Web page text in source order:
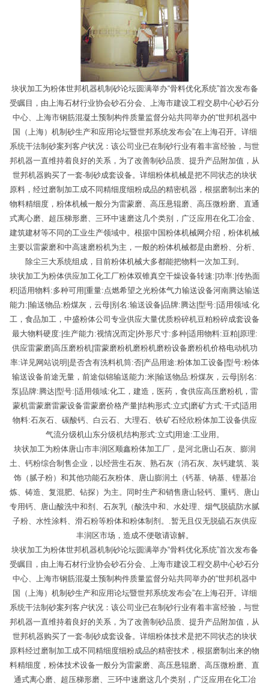
块状加工为粉体世邦机器机制砂论坛圆满举办“骨料优化系统”首次发布备
受瞩目，由上海石材行业协会砂石分会、上海市建设工程交易中心砂石分
中心、上海市钢筋混凝土预制构件质量监督分站共同举办的“世邦机器中
国（上海）机制砂生产和应用论坛暨世邦系统发布会”在上海召开。详细
系统干法制砂案列客户状况：该公司业已在制砂行业有着丰富经验，与世
邦机器一直维持着良好的关系，为了改善制砂品质、提升产品附加值，从
世邦机器购买了一套-制砂成套设备。详细粉体机械是把不同状态的块状
原料，经过磨制加工成不同精细度细粉成品的精密机器，根据磨制出来的
物料精细度，粉体机械一般分为雷蒙磨、高压悬辊磨、高压微粉磨、直通
式离心磨、超压梯形磨、三环中速磨这几个类别，广泛应用在化工冶金、
建筑建材等不同的工业生产领域中。根据中国粉体机械网介绍，粉体机械
主要以雷蒙磨和中高速磨粉机为主，一般的粉体机械都是由磨粉、分析、
除尘三大系统组成，目前粉体机械大多都能把物料一次加工到。
块状加工为粉体供应加工化工厂粉体双锥真空干燥设备转速:|功率:|传热面
积|适用物料:多种可用|重量:点燃希望之光粉体气力输送设备河南腾达输送
能力:|输送物品:粉煤灰，云母|别名:输送设备|品牌:腾达|型号:|适用领域:化
工，食品加工，中盛粉体公司专业供应大量优质粉碎机豆粕粉碎成套设备
最大物料硬度:|生产能力:视情况而定|外形尺寸:多种|适用物料:豆粕|原理:
供应雷蒙磨|高压磨粉机|雷蒙磨粉机磨粉机磨粉设备磨粉机价格电动机功
率:详见网站说明|是否含有洗料机筒:否|产品用途:粉体加工设备|型号:粉体
输送设备前途无量，前途似锦输送能力:米|输送物品:粉煤灰，云母|别名:
泵|品牌:腾达|型号:|适用领域:化工，建造，医药，食供应高压磨粉机，雷
蒙机雷蒙磨雷蒙设备雷蒙磨价格产量|结构形式:立式|磨矿方式:干式|适用
物料:石灰石、碳酸钙、白云石、大理石、铁矿石经欣粉体加工设备供应
气流分级机山东分级机结构形式:立式|用途:工业用。
块状加工为粉体唐山市丰润区顺鑫粉体加工厂，是河北唐山石灰、膨润
土、钙粉综合制售企业，以经营生石灰、熟石灰（消石灰、灰钙建筑、装
饰（腻子粉）和其他功能石灰粉体、唐山膨润土（钙基、钠基、锂基冶
炼、铸造、复混肥、钻探）为主。同时生产和销售唐山轻钙、重钙、唐山
专用钙、唐山酸洗中和剂、石灰乳（酸洗中和、水处理、烟气脱硫防水腻
子粉、水性涂料、滑石粉等粉体和粉体制剂。.暂无且仅无脱硫石灰供应
丰润区市场，造成不便敬请谅解。
块状加工为粉体世邦机器机制砂论坛圆满举办“骨料优化系统”首次发布备
受瞩目，由上海石材行业协会砂石分会、上海市建设工程交易中心砂石分
中心、上海市钢筋混凝土预制构件质量监督分站共同举办的“世邦机器中
国（上海）机制砂生产和应用论坛暨世邦系统发布会”在上海召开。详细
系统干法制砂案列客户状况：该公司业已在制砂行业有着丰富经验，与世
邦机器一直维持着良好的关系，为了改善制砂品质、提升产品附加值，从
世邦机器购买了一套-制砂成套设备。详细粉体技术是把不同状态的块状
原料经过磨制加工成不同精细度细粉成品的精密技术，根据磨制出来的物
料精细度，粉体技术设备一般分为雷蒙磨、高压悬辊磨、高压微粉磨、直
通式离心磨、超压梯形磨、三环中速磨这几个类别，广泛应用在化工冶